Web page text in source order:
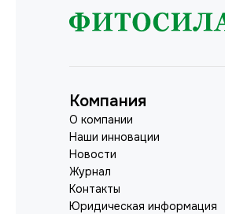
Компания
О компании
Наши инновации
Новости
Журнал
Контакты
Юридическая информация